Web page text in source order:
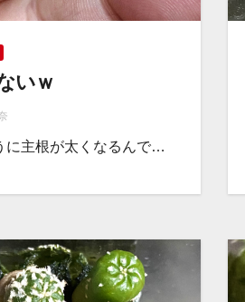
いｗ
に主根が太くなるんで…